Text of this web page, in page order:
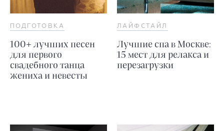
ПОДГОТОВКА
100+ лучших песен
для первого
свадебного танца
жениха и невесты
ЛАЙФСТАЙЛ
Лучшие спа в Москве:
15 мест для релакса и
перезагрузки